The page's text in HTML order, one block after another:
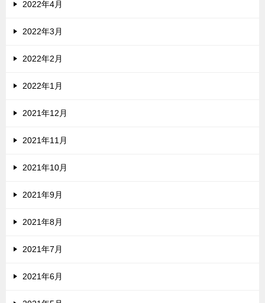
2022年4月
2022年3月
2022年2月
2022年1月
2021年12月
2021年11月
2021年10月
2021年9月
2021年8月
2021年7月
2021年6月